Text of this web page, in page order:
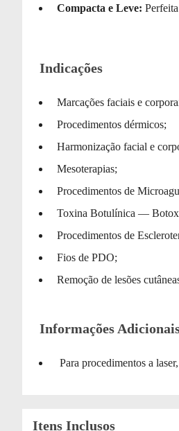
Compacta e Leve:
Indicações
Marcações faciais e
Procedimentos dérmicos;
Harmonização facial e
Mesoterapias;
Procedimentos de
Toxina Botulínica —
Procedimentos de
Fios de PDO;
Remoção de lesões
Informações
Para procedimentos a
Itens Inclusos